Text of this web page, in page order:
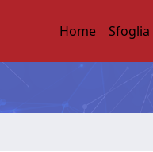
Home Sfoglia